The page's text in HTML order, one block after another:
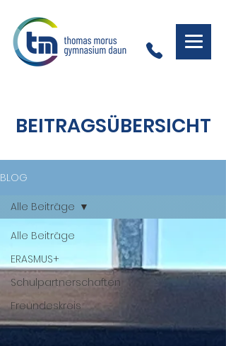
BEITRAGSÜBERSICHT
BLOG
Alle Beiträge
ERASMUS+
Schulpartnerschaften
Freundeskreis
Alle Beiträge